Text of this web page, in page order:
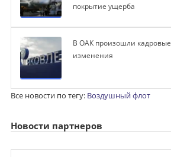
покрытие ущерба
В ОАК произошли кадровые
изменения
Все новости по тегу: Воздушный флот
Новости партнеров